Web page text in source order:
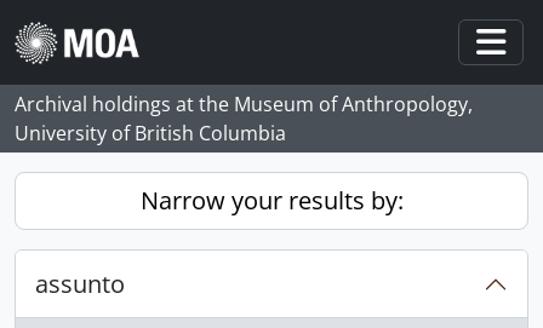
Skip to main content
Archival holdings at the Museum of Anthropology,
University of British Columbia
Narrow your results by:
assunto